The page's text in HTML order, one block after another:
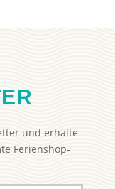
und erhalte
Ferienshop-